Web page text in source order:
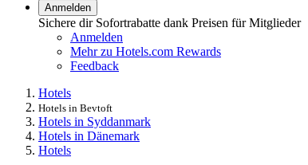
Anmelden
Sichere dir Sofortrabatte dank Preisen für Mitglieder
Anmelden
Mehr zu Hotels.com Rewards
Feedback
Hotels
Hotels in Bevtoft
Hotels in Syddanmark
Hotels in Dänemark
Hotels